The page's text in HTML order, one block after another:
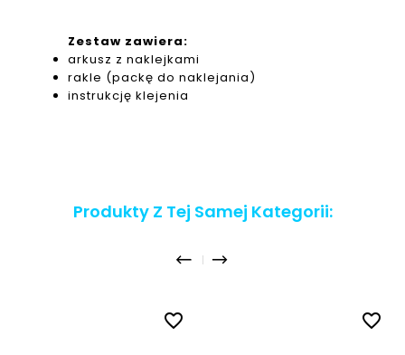
Zestaw zawiera:
arkusz z naklejkami
rakle (packę do naklejania)
instrukcję klejenia
Produkty Z Tej Samej Kategorii:
favorite_border favorite_border